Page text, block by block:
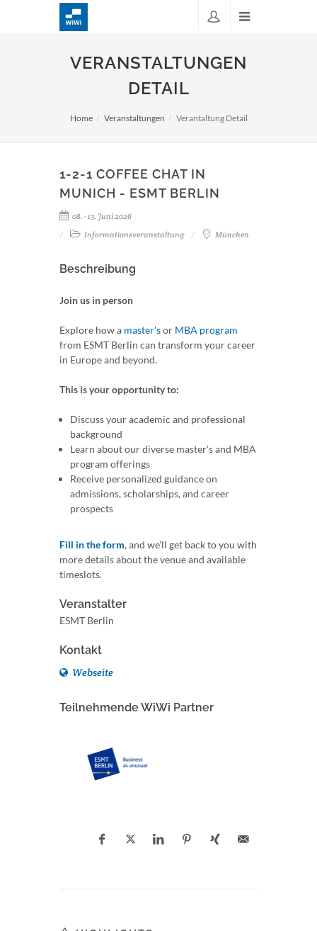
VERANSTALTUNGEN
DETAIL
Home Veranstaltungen Verantaltung Detail
1-2-1 COFFEE CHAT IN
MUNICH - ESMT BERLIN
08. - 13. Juni 2026
Informationsveranstaltung
München
Beschreibung
Join us in person
Explore how a master'sor MBA program
from ESMT Berlin can transform your career
in Europe and beyond.
This is your opportunity to:
Discuss your academic and professional
background
Learn about our diverse master's and MBA
program offerings
Receive personalized guidance on
admissions, scholarships, and career
prospects
Fill in the form, and we’ll get back to you with
more details about the venue and available
timeslots.
Veranstalter
ESMT Berlin
Kontakt
Webseite
Teilnehmende WiWi Partner